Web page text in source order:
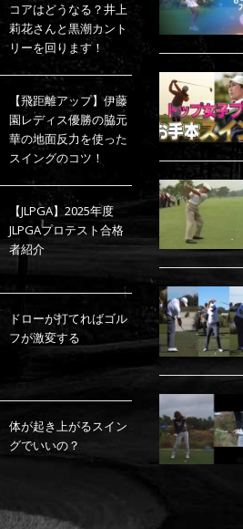
コアはどうなる？井上
莉花さんと黒潮カント
リーを回ります！
【飛距離アップ】伊藤
園レディス優勝の脇元
華の地面反力を使った
スイングのコツ！
【JLPGA】2025年度
JLPGAプロテスト合格
者紹介
ドローが打てればゴル
フが激変する
体が起き上がるスイン
グでいいの？